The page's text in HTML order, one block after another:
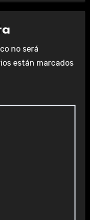
no será
están marcados